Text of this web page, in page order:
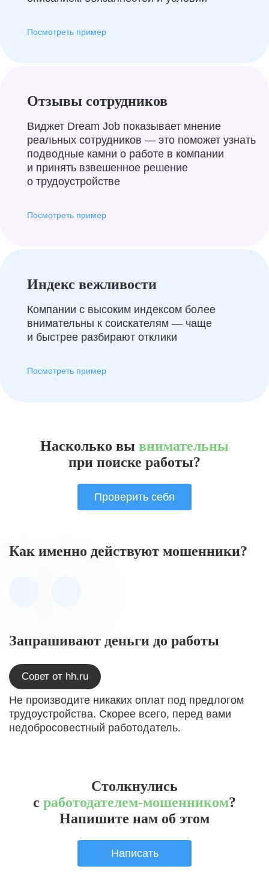
Посмотреть пример
Отзывы сотрудников
Виджет Dream Job показывает мнение
реальных сотрудников — это поможет узнать
подводные камни о работе в компании
и принять взвешенное решение
о трудоустройстве
Посмотреть пример
Индекс вежливости
Компании с высоким индексом более
внимательны к соискателям — чаще
и быстрее разбирают отклики
Посмотреть пример
Насколько вы внимательны
при поиске работы?
Проверить себя
Как именно действуют мошенники?
Запрашивают деньги до работы
Совет от hh.ru
Не производите никаких оплат под предлогом
трудоустройства. Скорее всего, перед вами
недобросовестный работодатель.
Столкнулись
с работодателем-мошенником?
Напишите нам об этом
Написать